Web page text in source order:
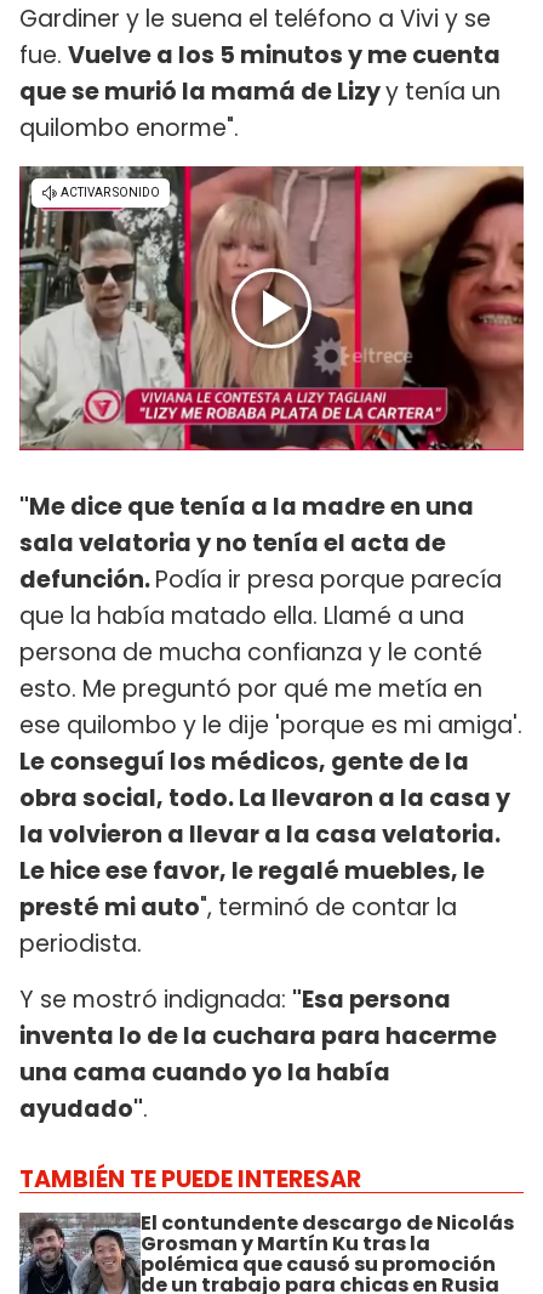
Gardiner y le suena el teléfono a Vivi y se
fue. Vuelve a los 5 minutos y me cuenta
que se murió la mamá de Lizyy tenía un
quilombo enorme".
"Me dice que tenía a la madre en una
sala velatoria y no tenía el acta de
defunción.Podía ir presa porque parecía
que la había matado ella. Llamé a una
persona de mucha confianza y le conté
esto. Me preguntó por qué me metía en
ese quilombo y le dije 'porque es mi amiga'.
Le conseguí los médicos, gente de la
obra social, todo. La llevaron a la casa y
la volvieron a llevar a la casa velatoria.
Le hice ese favor, le regalé muebles, le
presté mi auto", terminó de contar la
periodista.
Y se mostró indignada: "Esa persona
inventa lo de la cuchara para hacerme
una cama cuando yo la había
ayudado".
TAMBIÉN TE PUEDE INTERESAR
El contundente descargo de Nicolás
Grosman y Martín Ku tras la
polémica que causó su promoción
de un trabajo para chicas en Rusia